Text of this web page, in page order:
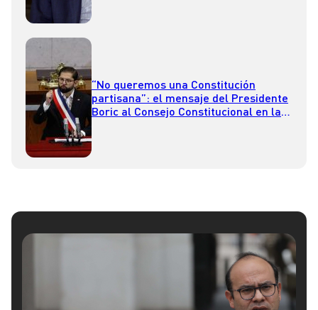
“No queremos una Constitución
partisana”: el mensaje del Presidente
Boric al Consejo Constitucional en la